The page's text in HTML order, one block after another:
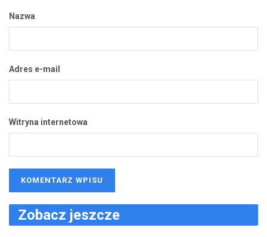
Nazwa
Adres e-mail
Witryna internetowa
Zobacz jeszcze